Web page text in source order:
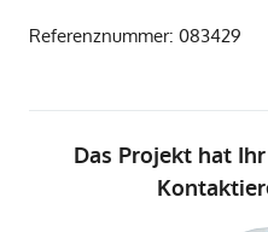
Referenznummer: 083429
Das Projekt hat